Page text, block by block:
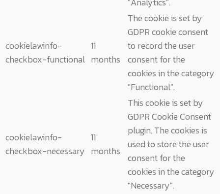
cookielawinfo-
checkbox-functional
11
months
The cookie is set by
GDPR cookie consent
to record the user
consent for the
cookies in the category
"Functional".
cookielawinfo-
checkbox-necessary
11
months
This cookie is set by
GDPR Cookie Consent
plugin. The cookies is
used to store the user
consent for the
cookies in the category
"Necessary".